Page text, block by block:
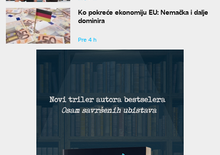
Ko pokreće ekonomiju EU: Nemačka i dalje
dominira
Pre 4 h